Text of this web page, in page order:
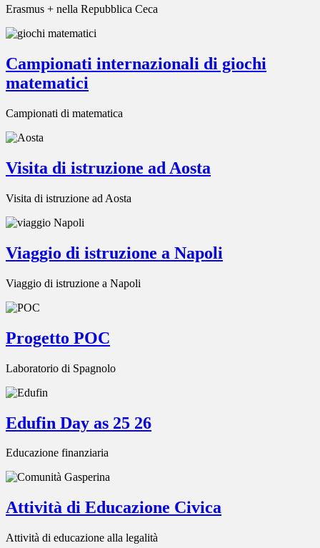
Erasmus + nella Repubblica Ceca
Campionati internazionali di giochi
matematici
Campionati di matematica
Visita di istruzione ad Aosta
Visita di istruzione ad Aosta
Viaggio di istruzione a Napoli
Viaggio di istruzione a Napoli
Progetto POC
Laboratorio di Spagnolo
Edufin Day as 25 26
Educazione finanziaria
Attività di Educazione Civica
Attività di educazione alla legalità